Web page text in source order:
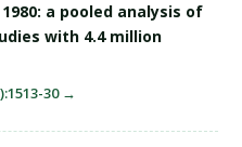
a pooled analysis of
with 4.4 million
30 →